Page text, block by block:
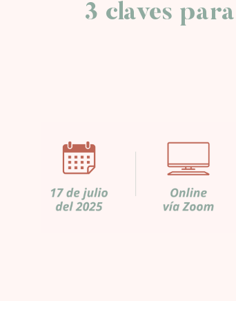
3 claves